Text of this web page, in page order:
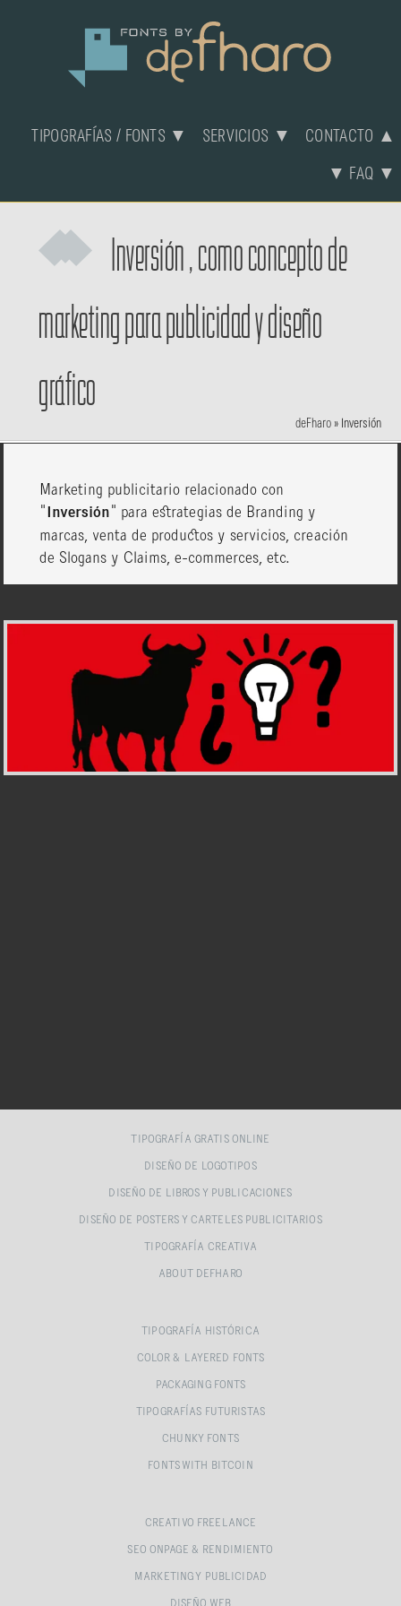
TIPOGRAFÍAS / FONTS ▼ SERVICIOS ▼ CONTACTO ▲
▼ FAQ ▼
Inversión , comoconceptode
marketing para publicidad y diseño
gráfico
deFharo» Inversión
Marketing publicitario relacionado con
"Inversión" para estrategias de Branding y
marcas, venta de productos y servicios, creación
de Slogans y Claims, e-commerces, etc.
TIPOGRAFÍA GRATIS ONLINE
DISEÑO DE LOGOTIPOS
DISEÑO DE LIBROS Y PUBLICACIONES
DISEÑO DE POSTERS Y CARTELES PUBLICITARIOS
TIPOGRAFÍA CREATIVA
ABOUT DEFHARO
TIPOGRAFÍA HISTÓRICA
COLOR & LAYERED FONTS
PACKAGING FONTS
TIPOGRAFÍAS FUTURISTAS
CHUNKY FONTS
FONTS WITH BITCOIN
CREATIVO FREELANCE
SEO ONPAGE & RENDIMIENTO
MARKETING Y PUBLICIDAD
DISEÑO WEB